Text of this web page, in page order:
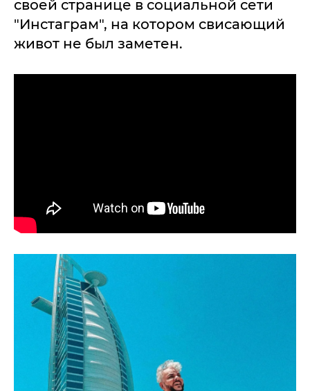
своей странице в социальной сети
"Инстаграм", на котором свисающий
живот не был заметен.